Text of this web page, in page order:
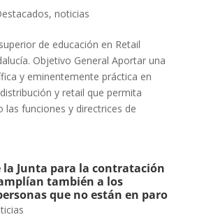
, noticias
de educación en Retail
Objetivo General Aportar una
y eminentemente práctica en
y retail que permita
las funciones y directrices de
la Junta para la contratación
también a los
que no están en paro